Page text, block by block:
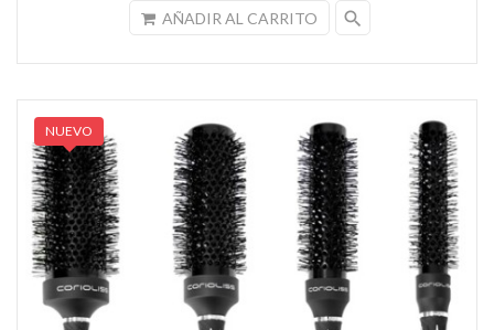
AÑADIR AL CARRITO search
NUEVO